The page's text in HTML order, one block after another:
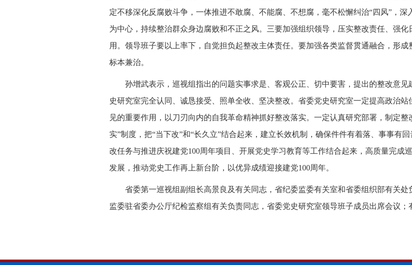
定不移深化反腐败斗争，一体推进不敢腐、不能腐、不想腐，毫不松懈纠治“四风”，
为中心，持续整治群众身边腐败和不正之风。三要加强组织领导，压实整改责任、强
用。领导班子要以上率下，自觉担负起整改主体责任。要加强各类监督贯通融合，形
标本兼治。
孙增武表示，巡视组指出的问题实事求是、客观公正、切中要害，提出的整改意
史研究室完全认同、诚恳接受、照单全收、坚决整改。省委党史研究室一定提高政治
见的重要作用，以刀刃向内的自我革命精神抓好整改落实。一定认真研究部署，制定整
实”制度，把“当下改”和“长久立”结合起来，建立长效机制，确保件件有着落、事事有
改任务与推进庆祝建党100周年项目、开展党史学习教育等工作结合起来，高质量完成
发展，推动党史工作再上新台阶，以优异成绩迎接建党100周年。
省委第一巡视组副组长高景良及有关同志，省纪委监委有关室和省委组织部有关
监委驻省委办公厅纪检监察组有关负责同志，省委党史研究室领导班子成员出席会议；